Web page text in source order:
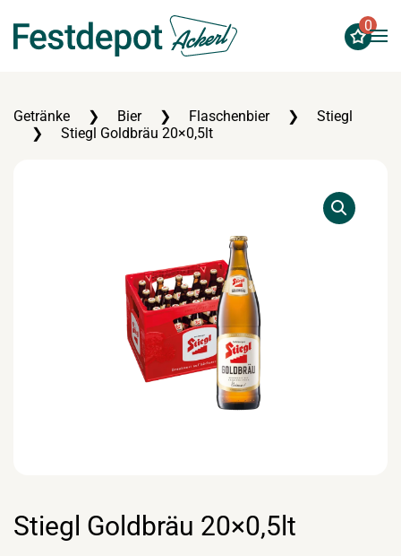
Zum Hauptinhalt springen
0
Getränke Bier Flaschenbier
Stiegl
Stiegl Goldbräu 20×0,5lt
Stiegl Goldbräu 20×0,5lt